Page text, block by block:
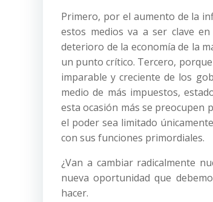
Primero, por el aumento de la
estos medios va a ser clave
deterioro de la economía de la
un punto crítico. Tercero,
imparable y creciente de los
medio de más impuestos,
esta ocasión más se preocupen
el poder sea limitado
con sus funciones primordiales.
¿Van a cambiar radicalmente
nueva oportunidad que
hacer.